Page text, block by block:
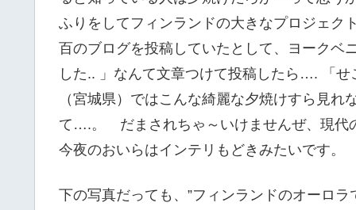
ふりをしてフィンランドの大きなプロジェク
百のブログを投稿していたとして、ヨークベ
した.. 」なんて文章つけて投稿したら…. 「
（宮城県）ではこんな綺麗な夕焼けすら見
て….。 だまされちゃ～いけませんぜ、現
今夜のおいらはインテリもどきみたいです。
下の写真だっても、”フィンランドのオーロ